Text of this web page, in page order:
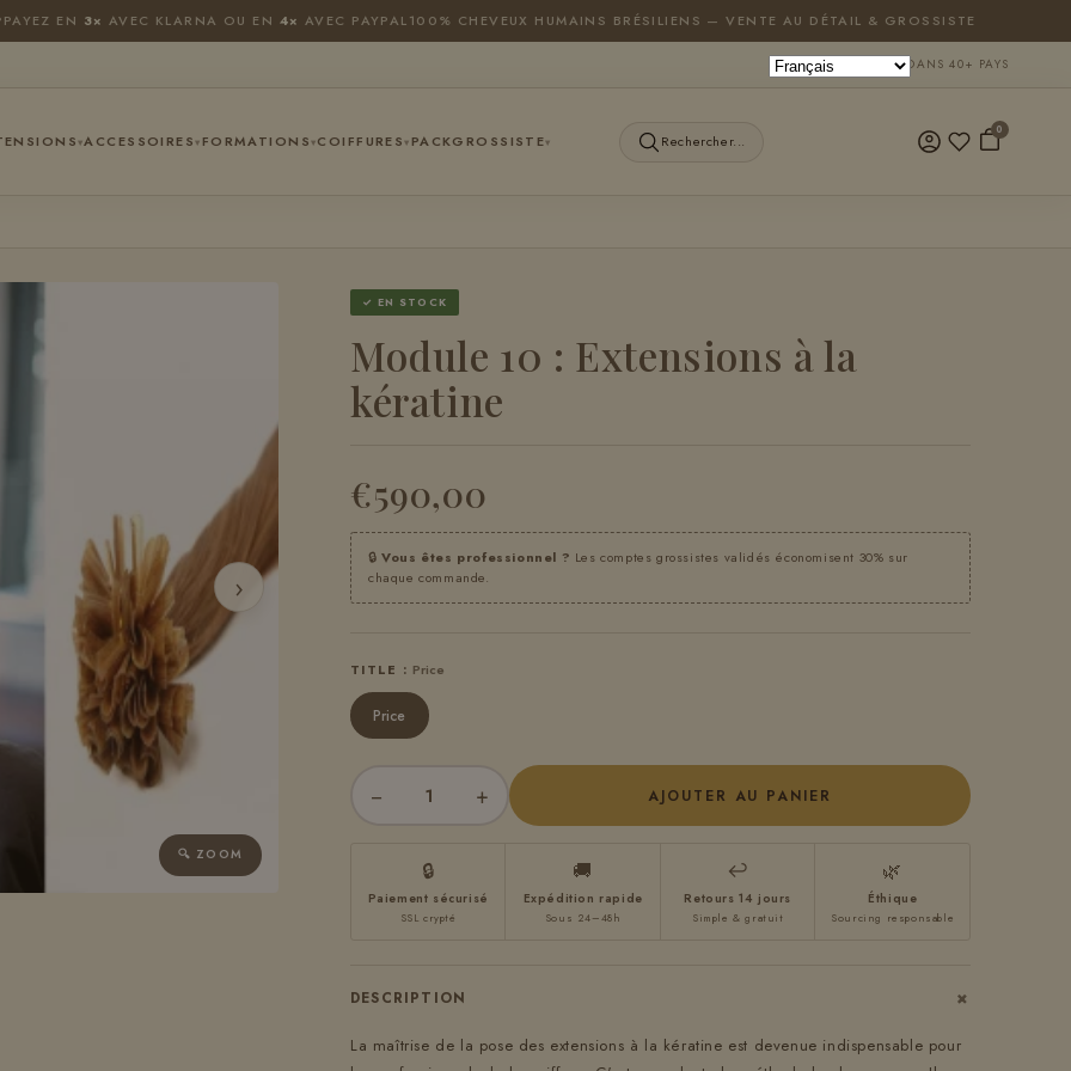
PAYEZ EN 3× AVEC KLARNA OU EN 4× AVEC PAYPAL100% CHEVEUX HUMAINS BRÉSILIENS — VENTE AU DÉTAIL & GROSSISTE
LIVRAISON DANS 40+ PAYS
▾ACCESSOIRES▾ FORMATIONS▾COIFFURES▾ PACKGROSSISTE▾ Rechercher...
0
›
🔍 ZOOM
✓ EN STOCK
Module 10 : Extensions à la
kératine
€590,00
🔒Vous êtes professionnel ? Les comptes grossistes validés économisent 30% sur
chaque commande.
TITLE : Price
Price
− + AJOUTER AU PANIER
🔒
Paiement sécurisé
SSL crypté
🚚
Expédition rapide
Sous 24–48h
↩
Retours 14 jours
Simple & gratuit
🌿
Éthique
Sourcing responsable
DESCRIPTION +
La maîtrise de la pose des extensions à la kératine est devenue indispensable pour